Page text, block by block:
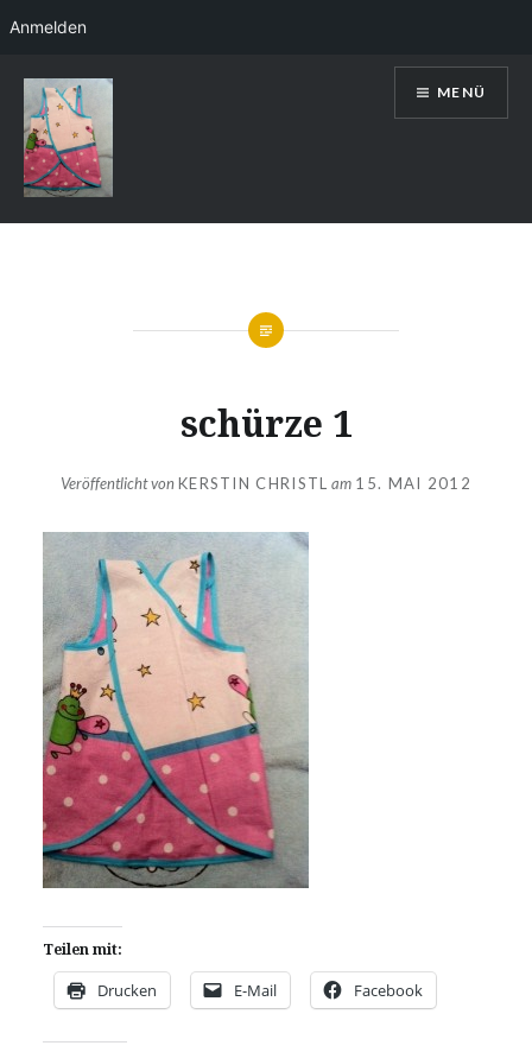
zum
Inhalt
Kerstin Christl
MENÜ
schürze 1
Veröffentlicht vonKERSTIN CHRISTL am 15. MAI 2012
Teilen mit:
Drucken E-Mail Facebook
Anmelden